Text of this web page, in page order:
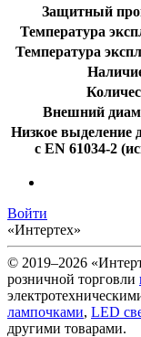
Защитный
Температура
Температура
Внешний
Низкое выделение
с EN 61034-2
Войти
«Интертех»
© 2019–2026
розничной торговли
лампочками, LED
другими товарами.